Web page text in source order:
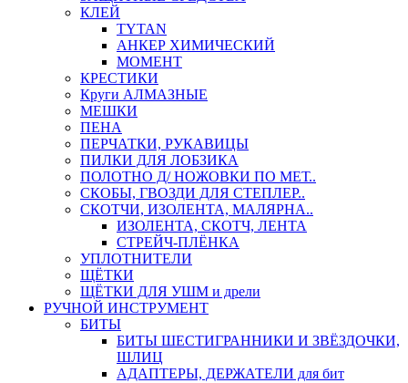
КЛЕЙ
TYTAN
АНКЕР ХИМИЧЕСКИЙ
МОМЕНТ
КРЕСТИКИ
Круги АЛМАЗНЫЕ
МЕШКИ
ПЕНА
ПЕРЧАТКИ, РУКАВИЦЫ
ПИЛКИ ДЛЯ ЛОБЗИКА
ПОЛОТНО Д/ НОЖОВКИ ПО МЕТ..
СКОБЫ, ГВОЗДИ ДЛЯ СТЕПЛЕР..
СКОТЧИ, ИЗОЛЕНТА, МАЛЯРНА..
ИЗОЛЕНТА, СКОТЧ, ЛЕНТА
СТРЕЙЧ-ПЛЁНКА
УПЛОТНИТЕЛИ
ЩЁТКИ
ЩЁТКИ ДЛЯ УШМ и дрели
РУЧНОЙ ИНСТРУМЕНТ
БИТЫ
БИТЫ ШЕСТИГРАННИКИ И ЗВЁЗДОЧКИ,
ШЛИЦ
АДАПТЕРЫ, ДЕРЖАТЕЛИ для бит